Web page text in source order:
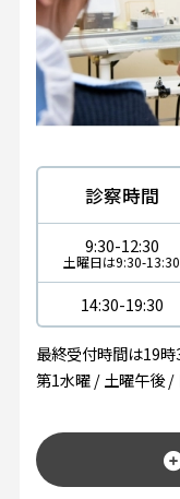
診察時間
9:30-12:30
土曜日は9:30-13:30
14:30-19:30
最終受付時間は19時
第1水曜 / 土曜午後 /